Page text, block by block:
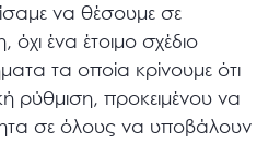
να θέσουμε σε
ένα έτοιμο σχέδιο
τα οποία κρίνουμε ότι
ρύθμιση, προκειμένου να
σε όλους να υποβάλουν